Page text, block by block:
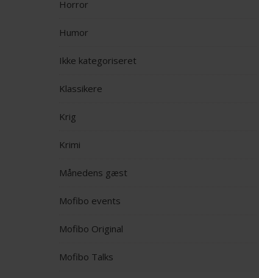
Horror
Humor
Ikke kategoriseret
Klassikere
Krig
Krimi
Månedens gæst
Mofibo events
Mofibo Original
Mofibo Talks